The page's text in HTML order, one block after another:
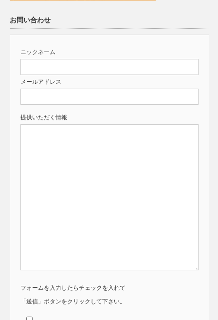
お問い合わせ
ニックネーム
メールアドレス
提供いただく情報
フォームを入力したらチェックを入れて
「送信」ボタンをクリックして下さい。